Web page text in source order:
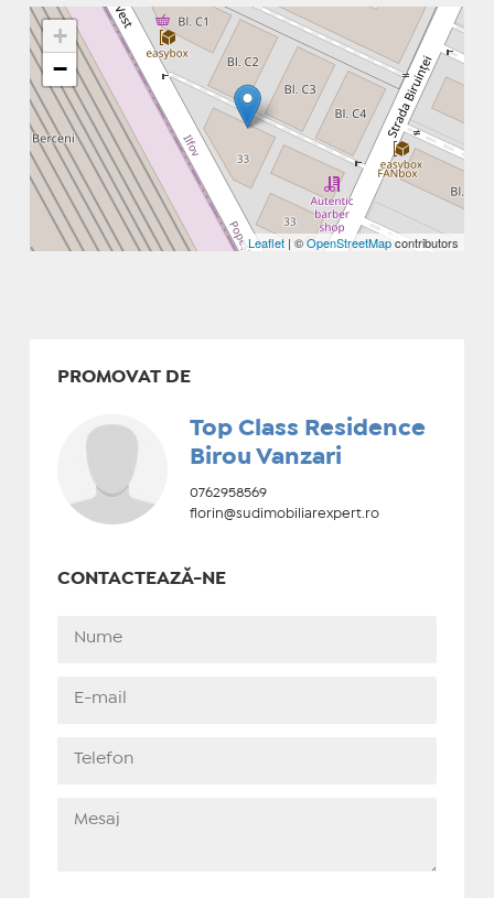
+
−
Leaflet | ©OpenStreetMapcontributors
PROMOVAT DE
Top Class Residence
Birou Vanzari
0762958569
florin@sudimobiliarexpert.ro
CONTACTEAZĂ-NE